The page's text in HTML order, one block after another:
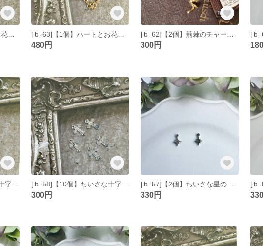
[ｂ-64]【1個】ハートとお花のチャーム シルバー [ｂ-63]【1個】ハートとお花のチャーム ゴールド
480円 300円
[ｂ-59]【10個】ちいさな十字架のチャーム ゴールド [ｂ-58]【10個】ちいさな十字架のチャーム シルバー
300円 330円